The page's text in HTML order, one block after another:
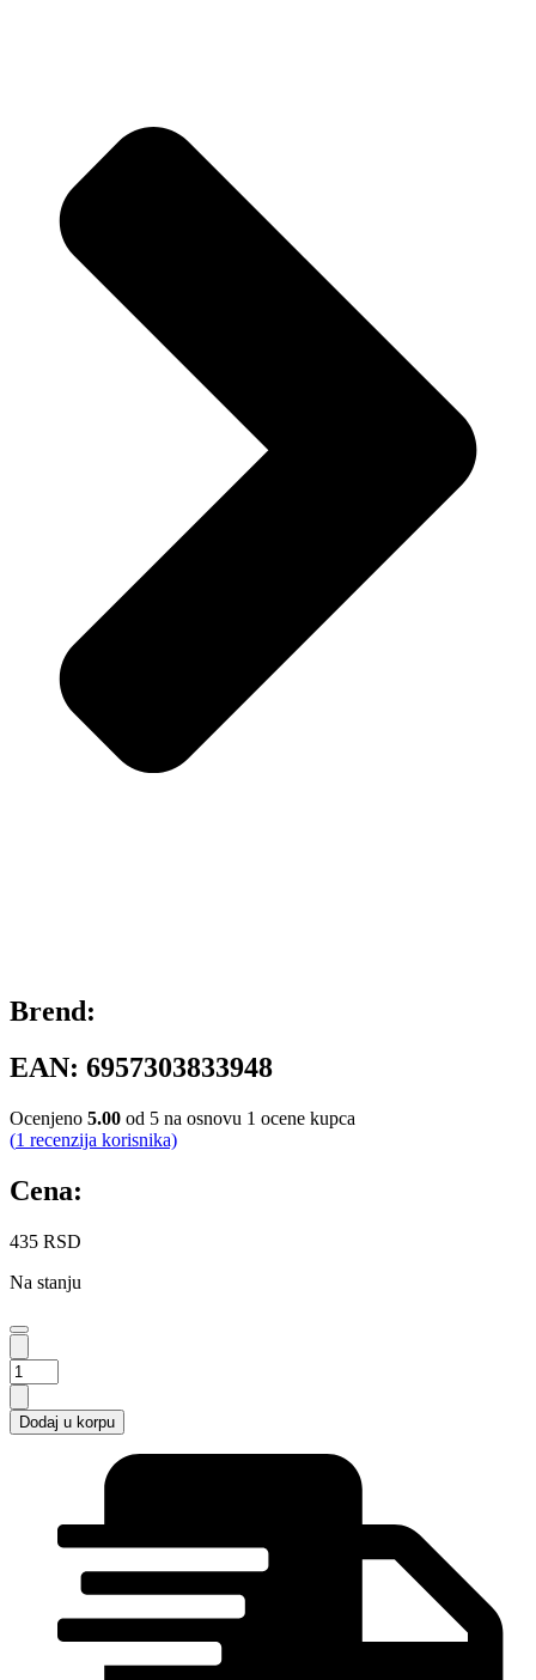
Brend:
EAN: 6957303833948
Ocenjeno 5.00 od 5 na osnovu 1 ocene kupca
(1 recenzija korisnika)
Cena:
435 RSD
Na stanju
Ugreen
LP108
Zidni
držač
količina
Dodaj u korpu